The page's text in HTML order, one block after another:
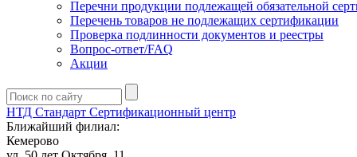
Перечни продукции подлежащей обязательной
Перечень товаров не подлежащих сертификации
Проверка подлинности документов и реестры
Вопрос-ответ/FAQ
Акции
НТД Стандарт Сертификационный центр
Ближайший филиал:
Кемерово